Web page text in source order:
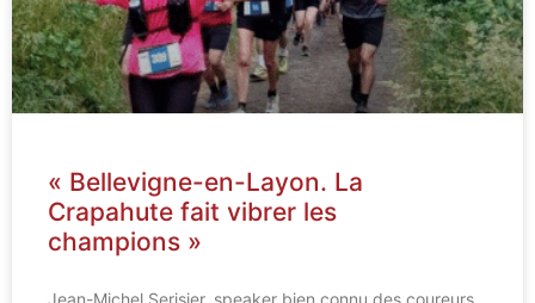
« Bellevigne-en-Layon. La
Crapahute fait vibrer les
champions »